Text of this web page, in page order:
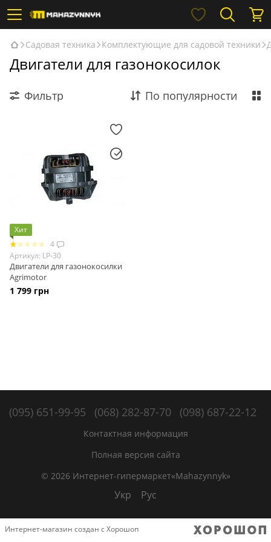
Садовая техника Комплектующие для садовой техники
Двигатели для газонокосилок
Фильтр По популярности
Хит
4
Артикул: LP-30
Двигатели для газонокосилки
Agrimotor
1 799 грн
(095) 651-99-95 (068) 282-87-70 (098) 687-22-12
Контактная информация
Полная версия сайта
© 2026 Интернет-гипермаркет«Mahazynnyk»
Укр Рус
Интернет-магазин создан с Хорошоп